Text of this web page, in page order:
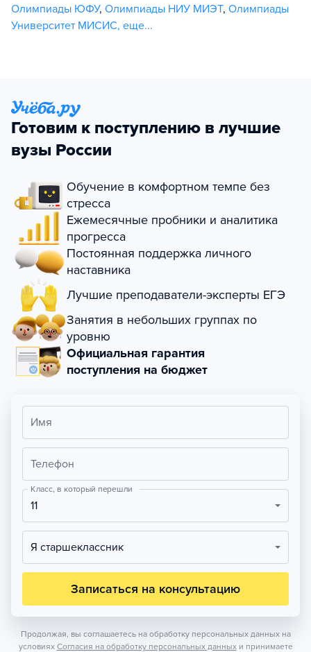
Олимпиады ЮФУ, Олимпиады НИУ МИЭТ, Олимпиады
Университет МИСИС, еще...
Готовим к поступлению в лучшие
вузы России
Обучение в комфортном темпе без
стресса
Ежемесячные пробники и аналитика
прогресса
Постоянная поддержка личного
наставника
Лучшие преподаватели-эксперты ЕГЭ
Занятия в небольших группах по
уровню
Официальная гарантия
поступления на бюджет
Имя
Телефон
Класс, в который перешли
11
Я старшеклассник
Записаться на консультацию
Продолжая, вы соглашаетесь на обработку персональных данных на
условиях Согласия на обработку персональных данных и принимаете